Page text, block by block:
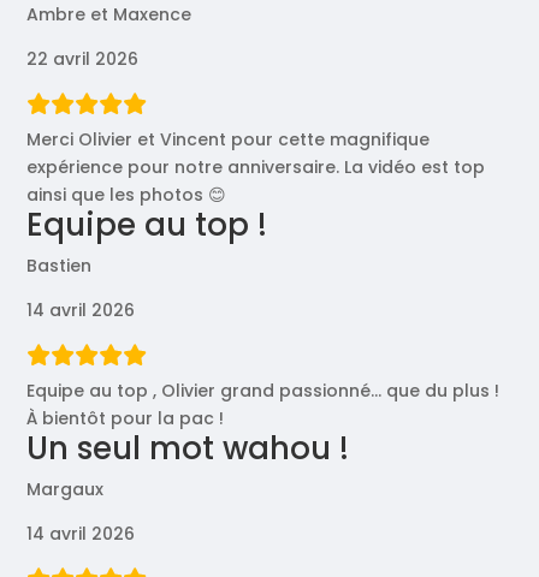
à
faire »
Ambre et Maxence
22 avril 2026
Merci Olivier et Vincent pour cette magnifique
expérience pour notre anniversaire. La vidéo est top
ainsi que les photos 😊
Equipe au top !
Bastien
14 avril 2026
Equipe au top , Olivier grand passionné… que du plus !
À bientôt pour la pac !
Un seul mot wahou !
Margaux
14 avril 2026